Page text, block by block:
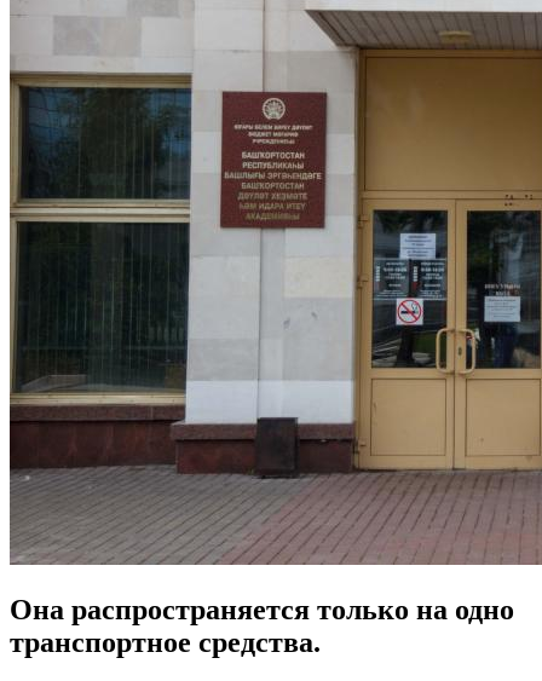
Она распространяется только на одно
транспортное средства.